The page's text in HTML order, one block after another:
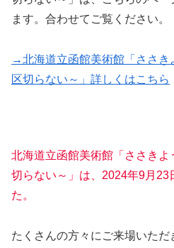
ます。合わせてご覧ください。
→北海道立函館美術館「ささき
区切らない～」詳しくはこちら
北海道立函館美術館「ささき
切らない～」は、2024年9月23
た。
たくさんの方々にご来場いただ